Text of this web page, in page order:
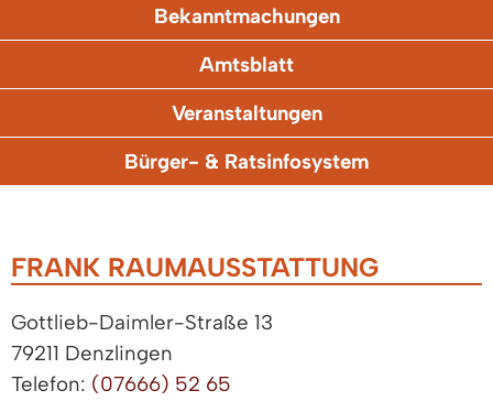
Bekanntmachungen
Amtsblatt
Veranstaltungen
Bürger- & Ratsinfosystem
FRANK RAUMAUSSTATTUNG
Gottlieb-Daimler-Straße 13
79211 Denzlingen
Telefon: (07666) 52 65